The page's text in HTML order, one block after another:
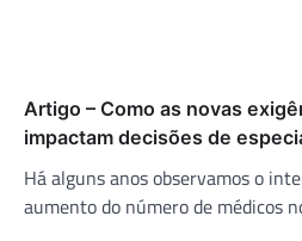
Artigo – Como as novas
impactam decisões de
Há alguns anos observamos o
aumento do número de médicos